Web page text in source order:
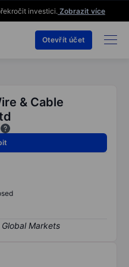
investici. Zobrazit více
Otevřít účet
& Cable